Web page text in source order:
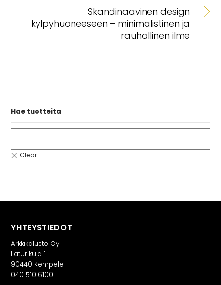
Skandinaavinen design
kylpyhuoneeseen – minimalistinen ja
rauhallinen ilme
Hae tuotteita
YHTEYSTIEDOT
Arkkikaluste Oy
Laturikuja 1
90440 Kempele
040 510 6100